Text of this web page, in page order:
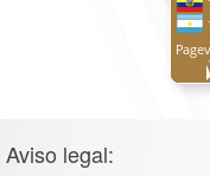
Aviso legal: